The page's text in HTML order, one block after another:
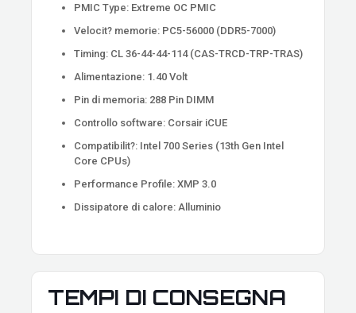
PMIC Type: Extreme OC PMIC
Velocit? memorie: PC5-56000 (DDR5-7000)
Timing: CL 36-44-44-114 (CAS-TRCD-TRP-TRAS)
Alimentazione: 1.40 Volt
Pin di memoria: 288 Pin DIMM
Controllo software: Corsair iCUE
Compatibilit?: Intel 700 Series (13th Gen Intel
Core CPUs)
Performance Profile: XMP 3.0
Dissipatore di calore: Alluminio
TEMPI DI CONSEGNA